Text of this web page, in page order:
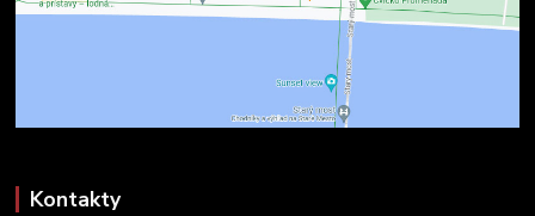
Kontakty